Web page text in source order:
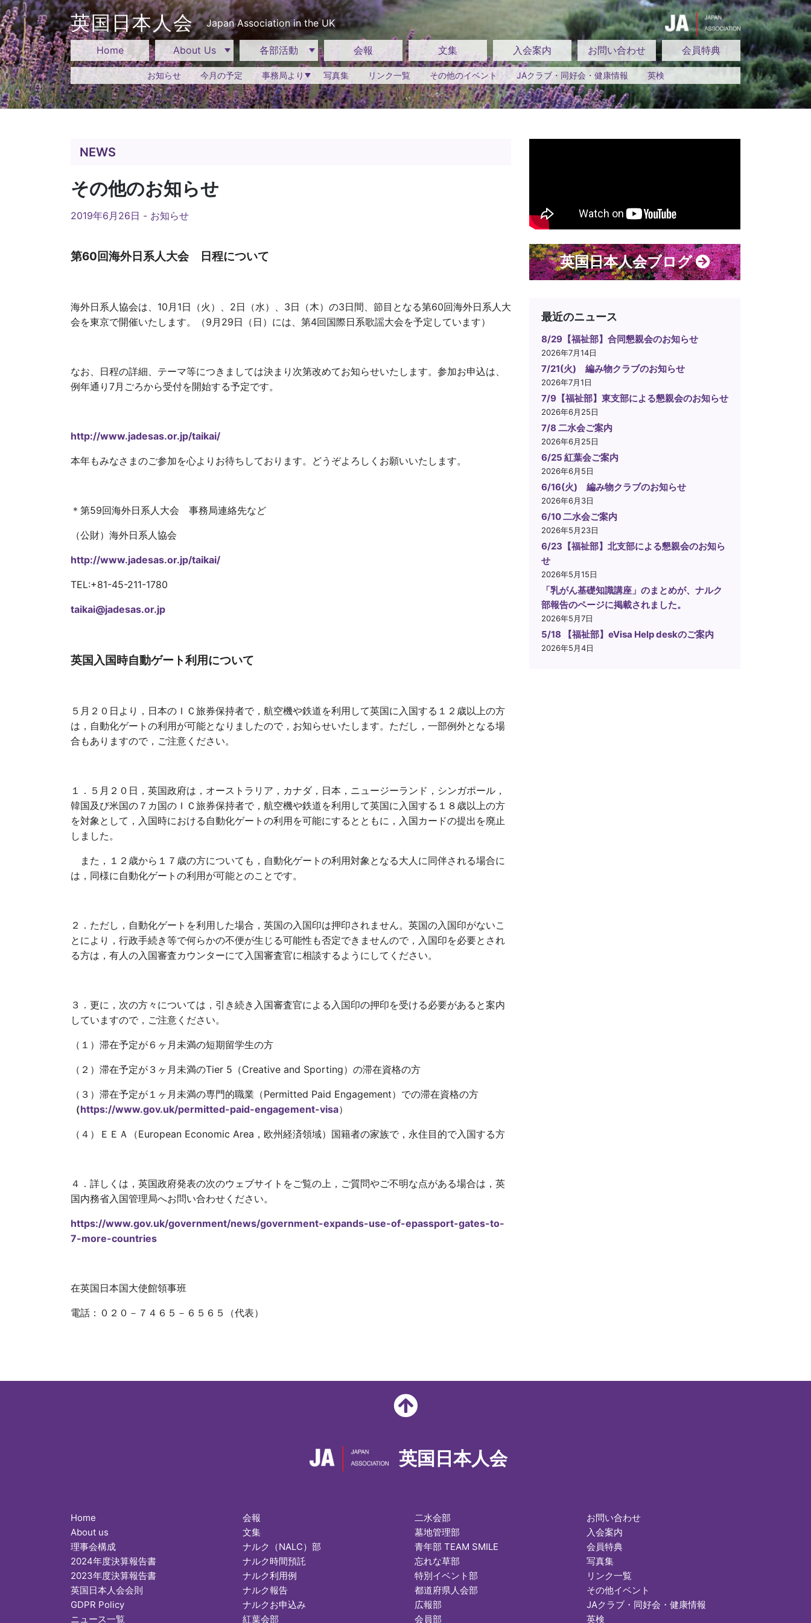
Skip
to
content
英国日本人会 Japan Association in the UK
Home About Us 各部活動 会報 文集 入会案内 お問い合わせ 会員特典
お知らせ 今月の予定 事務局より 写真集 リンク一覧 その他のイベント JAクラブ・同好会・健康情報 英検
NEWS
その他のお知らせ
2019年6月26日 - お知らせ
第60回海外日系人大会 日程について
海外日系人協会は、10月1日（火）、2日（水）、3日（木）の3日間、節目となる第60回海外日系人大
会を東京で開催いたします。（9月29日（日）には、第4回国際日系歌謡大会を予定しています）
なお、日程の詳細、テーマ等につきましては決まり次第改めてお知らせいたします。参加お申込は、
例年通り7月ごろから受付を開始する予定です。
http://www.jadesas.or.jp/taikai/
本年もみなさまのご参加を心よりお待ちしております。どうぞよろしくお願いいたします。
＊第59回海外日系人大会 事務局連絡先など
（公財）海外日系人協会
http://www.jadesas.or.jp/taikai/
TEL:+81-45-211-1780
taikai@jadesas.or.jp
英国入国時自動ゲート利用について
５月２０日より，日本のＩＣ旅券保持者で，航空機や鉄道を利用して英国に入国する１２歳以上の方
は，自動化ゲートの利用が可能となりましたので，お知らせいたします。ただし，一部例外となる場
合もありますので，ご注意ください。
１．５月２０日，英国政府は，オーストラリア，カナダ，日本，ニュージーランド，シンガポール，
韓国及び米国の７カ国のＩＣ旅券保持者で，航空機や鉄道を利用して英国に入国する１８歳以上の方
を対象として，入国時における自動化ゲートの利用を可能にするとともに，入国カードの提出を廃止
しました。
また，１２歳から１７歳の方についても，自動化ゲートの利用対象となる大人に同伴される場合に
は，同様に自動化ゲートの利用が可能とのことです。
２．ただし，自動化ゲートを利用した場合，英国の入国印は押印されません。英国の入国印がないこ
とにより，行政手続き等で何らかの不便が生じる可能性も否定できませんので，入国印を必要とされ
る方は，有人の入国審査カウンターにて入国審査官に相談するようにしてください。
３．更に，次の方々については，引き続き入国審査官による入国印の押印を受ける必要があると案内
していますので，ご注意ください。
（１）滞在予定が６ヶ月未満の短期留学生の方
（２）滞在予定が３ヶ月未満のTier 5（Creative and Sporting）の滞在資格の方
（３）滞在予定が１ヶ月未満の専門的職業（Permitted Paid Engagement）での滞在資格の方
（https://www.gov.uk/permitted-paid-engagement-visa）
（４）ＥＥＡ（European Economic Area，欧州経済領域）国籍者の家族で，永住目的で入国する方
４．詳しくは，英国政府発表の次のウェブサイトをご覧の上，ご質問やご不明な点がある場合は，英
国内務省入国管理局へお問い合わせください。
https://www.gov.uk/government/news/government-expands-use-of-epassport-gates-to-
7-more-countries
在英国日本国大使館領事班
電話：０２０－７４６５－６５６５（代表）
英国日本人会ブログ
最近のニュース
8/29【福祉部】合同懇親会のお知らせ
2026年7月14日
7/21(火) 編み物クラブのお知らせ
2026年7月1日
7/9【福祉部】東支部による懇親会のお知らせ
2026年6月25日
7/8 二水会ご案内
2026年6月25日
6/25 紅葉会ご案内
2026年6月5日
6/16(火) 編み物クラブのお知らせ
2026年6月3日
6/10 二水会ご案内
2026年5月23日
6/23【福祉部】北支部による懇親会のお知ら
せ
2026年5月15日
「乳がん基礎知識講座」のまとめが、ナルク
部報告のページに掲載されました。
2026年5月7日
5/18 【福祉部】eVisa Help deskのご案内
2026年5月4日
英国日本人会
Home
About us
理事会構成
2024年度決算報告書
2023年度決算報告書
英国日本人会会則
GDPR Policy
ニュース一覧
会報
文集
ナルク（NALC）部
ナルク時間預託
ナルク利用例
ナルク報告
ナルクお申込み
紅葉会部
二水会部
墓地管理部
青年部 TEAM SMILE
忘れな草部
特別イベント部
都道府県人会部
広報部
会員部
お問い合わせ
入会案内
会員特典
写真集
リンク一覧
その他イベント
JAクラブ・同好会・健康情報
英検